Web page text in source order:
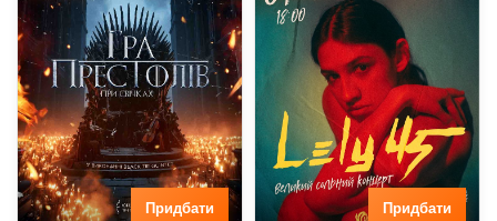
Придбати Придбати